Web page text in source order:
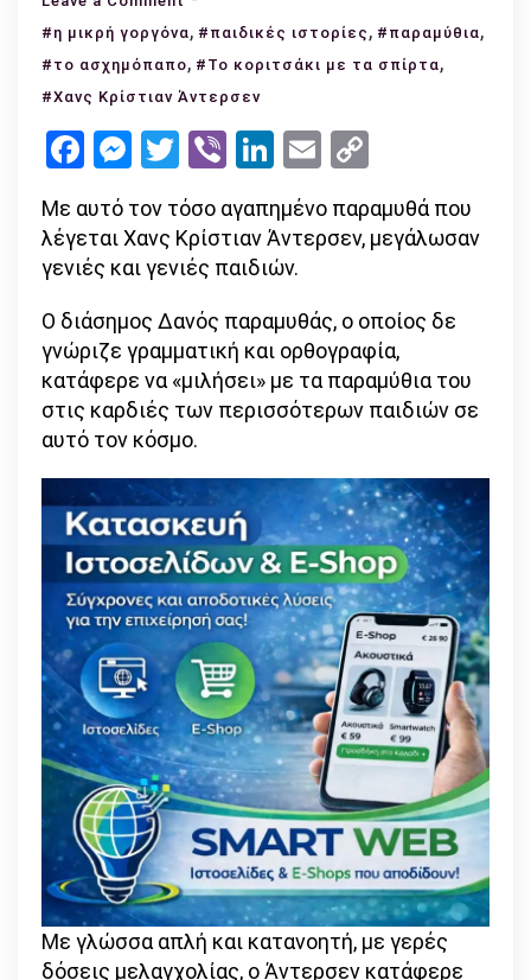
Χανς
Κρίστιαν
να
συγχωρέσω;
#η μικρή γοργόνα, #παιδικές ιστορίες , #παραμύθια,
#το ασχημόπαπο, #Το κοριτσάκι με τα σπίρτα,
#Χανς Κρίστιαν Άντερσεν
Facebook
Messenger
Twitter
ViberLinkedIn
Email
Link
Με αυτό τον τόσο αγαπημένο παραμυθά που
λέγεται Χανς Κρίστιαν Άντερσεν, μεγάλωσαν
γενιές και γενιές παιδιών.
Ο διάσημος Δανός παραμυθάς, ο οποίος δε
γνώριζε γραμματική και ορθογραφία,
κατάφερε να «μιλήσει» με τα παραμύθια του
στις καρδιές των περισσότερων παιδιών σε
αυτό τον κόσμο.
Με γλώσσα απλή και κατανοητή, με γερές
δόσεις μελαγχολίας, ο Άντερσεν κατάφερε